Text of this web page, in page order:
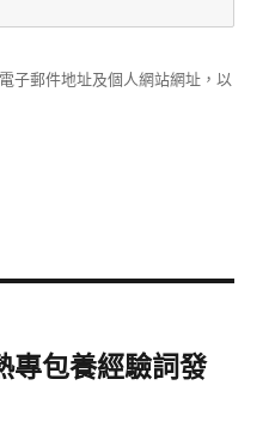
子郵件地址及個人網站網址，以
專包養經驗詞發